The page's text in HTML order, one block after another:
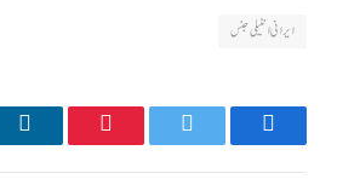
ایرانی انٹیلی جنس
Facebook
Twitter
Pinterest